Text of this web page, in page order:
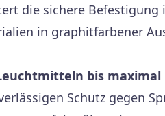
die sichere Befestigung
in graphitfarbener
bis maximal
Schutz gegen